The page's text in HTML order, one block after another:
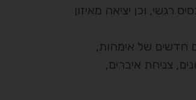
רגשי, וכן יציאה מאיזון
חדשים של אימהות,
צניחת איברים,